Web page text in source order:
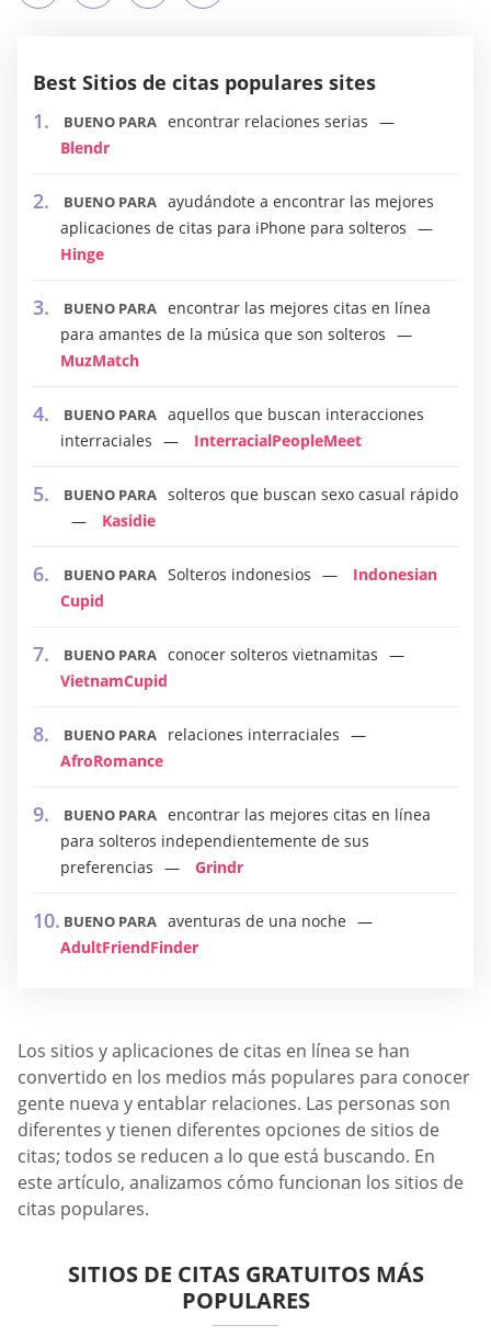
Best Sitios de citas populares sites
BUENO PARA encontrar relaciones serias
Blendr
BUENO PARA ayudándote a encontrar las mejores
aplicaciones de citas para iPhone para solteros
Hinge
BUENO PARA encontrar las mejores citas en línea
para amantes de la música que son solteros
MuzMatch
BUENO PARA aquellos que buscan interacciones
interraciales
InterracialPeopleMeet
BUENO PARA solteros que buscan sexo casual rápido
Kasidie
BUENO PARA Solteros indonesios
Indonesian
Cupid
BUENO PARA conocer solteros vietnamitas
VietnamCupid
BUENO PARA
relaciones interraciales
AfroRomance
BUENO PARA encontrar las mejores citas en línea
para solteros independientemente de sus
preferencias
Grindr
BUENO PARA aventuras de una noche
AdultFriendFinder
Los sitios y aplicaciones de citas en línea se han
convertido en los medios más populares para conocer
gente nueva y entablar relaciones. Las personas son
diferentes y tienen diferentes opciones de sitios de
citas; todos se reducen a lo que está buscando. En
este artículo, analizamos cómo funcionan los sitios de
citas populares.
SITIOS DE CITAS GRATUITOS MÁS
POPULARES